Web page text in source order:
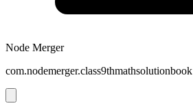
Node Merger
com.nodemerger.class9thmathsolutionbook